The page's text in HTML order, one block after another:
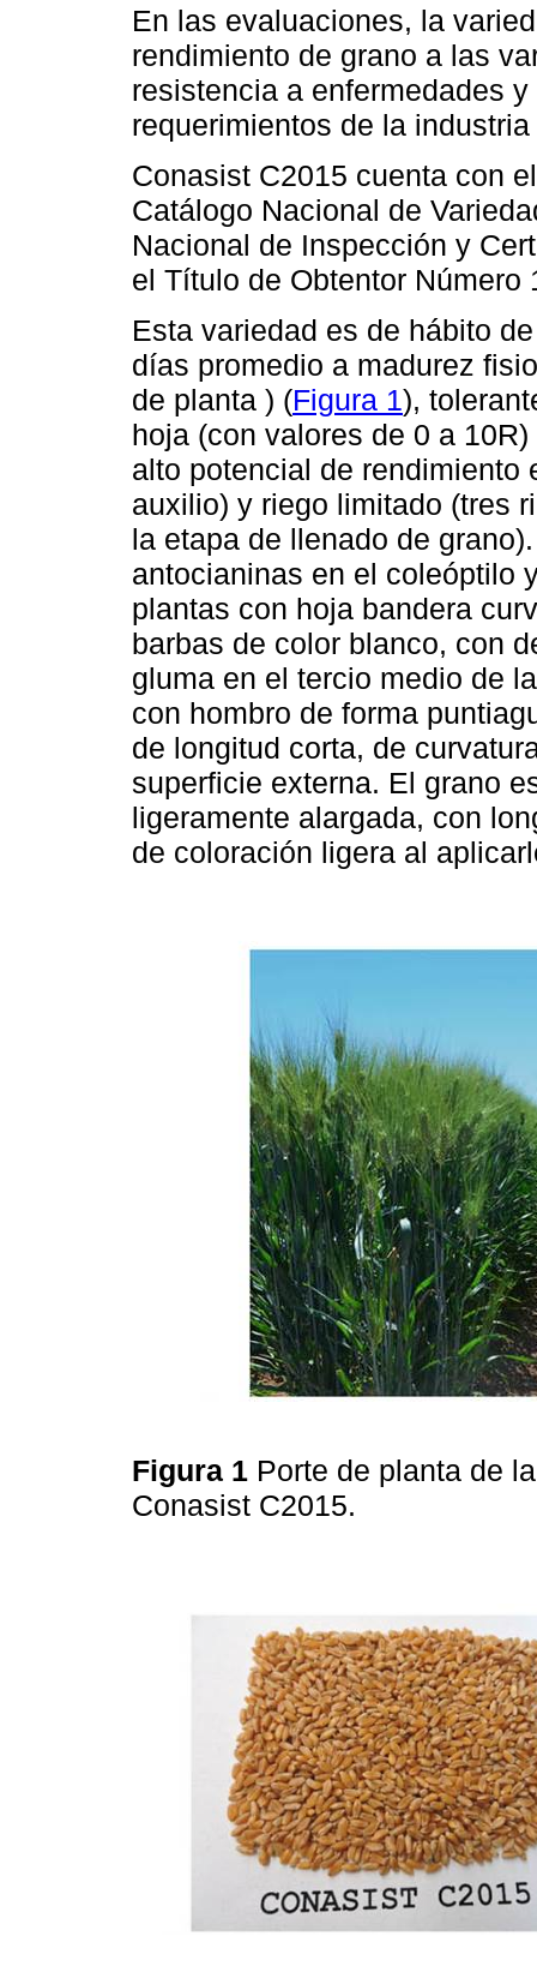
En las evaluaciones, la
rendimiento de grano a las
resistencia a enfermedades
requerimientos de la
Conasist C2015 cuenta con
Catálogo Nacional de
Nacional de Inspección y
el Título de Obtentor Número
Esta variedad es de hábito
días promedio a madurez
de planta ) (Figura 1),
hoja (con valores de 0 a
alto potencial de rendimiento
auxilio) y riego limitado (tres
la etapa de llenado de
antocianinas en el coleóptilo
plantas con hoja bandera
barbas de color blanco, con
gluma en el tercio medio de
con hombro de forma
de longitud corta, de
superficie externa. El grano
ligeramente alargada, con
de coloración ligera al
Figura 1 Porte de planta de
Conasist C2015.